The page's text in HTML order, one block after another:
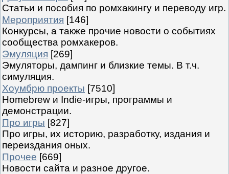
Статьи и пособия по ромхакингу и переводу игр.
Мероприятия [146]
Конкурсы, а также прочие новости о событиях
сообщества ромхакеров.
Эмуляция [269]
Эмуляторы, дампинг и близкие темы. В т.ч.
симуляция.
Хоумбрю проекты [7510]
Homebrew и Indie-игры, программы и
демонстрации.
Про игры [827]
Про игры, их историю, разработку, издания и
переиздания оных.
Прочее [669]
Новости сайта и разное другое.